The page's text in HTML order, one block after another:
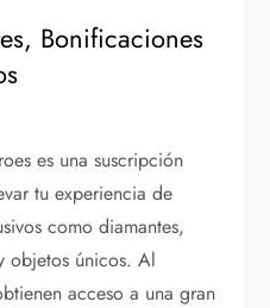
Bonificaciones
es una suscripción
tu experiencia de
como diamantes,
objetos únicos. Al
acceso a una gran